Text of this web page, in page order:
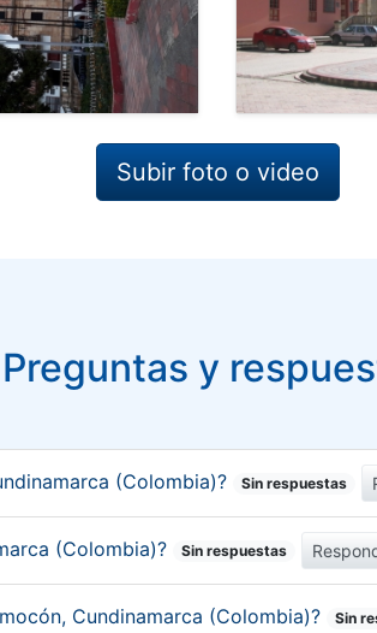
Subir foto o video
Preguntas y
(Colombia)? Sin respuestas
(Colombia)? Sin respuestas
Cundinamarca (Colombia)? Sin